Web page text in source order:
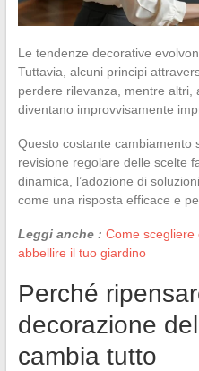
Le tendenze decorative
Tuttavia, alcuni principi
perdere rilevanza, mentre altri,
diventano improvvisamente
Questo costante cambiamento
revisione regolare delle scelte
dinamica, l’adozione di
come una risposta efficace e
Leggi anche : Come scegliere
abbellire il tuo giardino
Perché
decorazione
cambia tutto